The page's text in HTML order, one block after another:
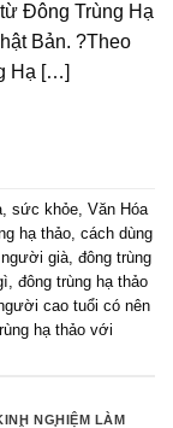
Đông Trùng Hạ
Bản. ?Theo
Hạ […]
sức khỏe Văn Hóa
hạ thảo cách dùng
già đông trùng
đông trùng hạ thảo
cao tuổi có nên
hạ thảo với
NGHIỆM LÀM